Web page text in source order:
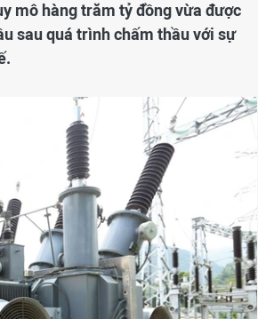
mô hàng trăm tỷ đồng vừa được
sau quá trình chấm thầu với sự